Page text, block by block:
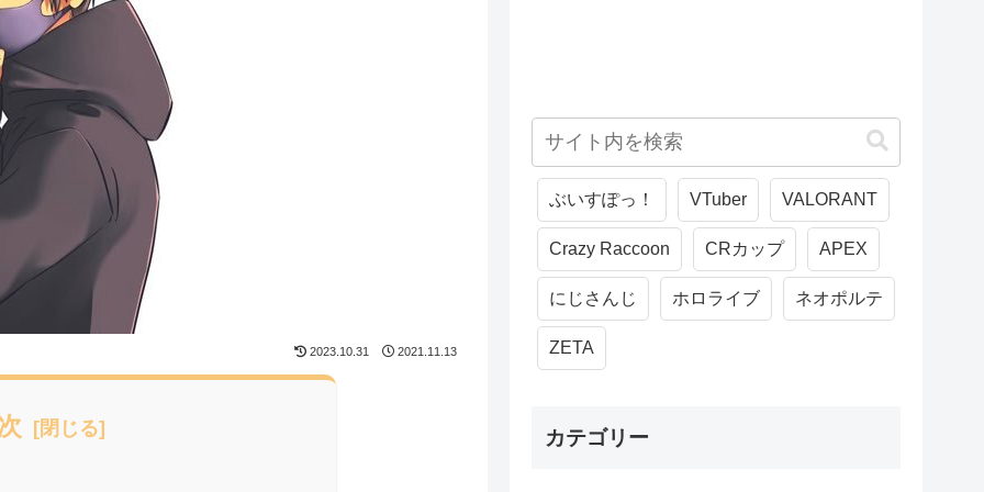
2023.10.31 2021.11.13
ぶいすぽっ！ VTuber VALORANT
Crazy Raccoon CRカップ APEX
にじさんじ ホロライブ ネオポルテ
ZETA
カテゴリー